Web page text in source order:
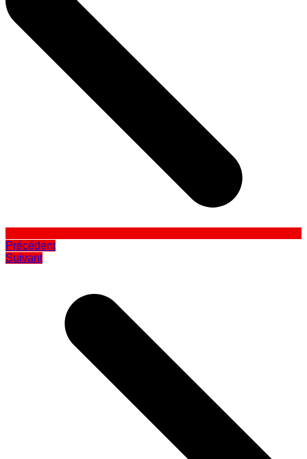
Précédent
Suivant